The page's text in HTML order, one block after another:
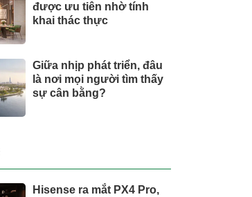
được ưu tiên nhờ tính
khai thác thực
Giữa nhịp phát triển, đâu
là nơi mọi người tìm thấy
sự cân bằng?
Hisense ra mắt PX4 Pro,